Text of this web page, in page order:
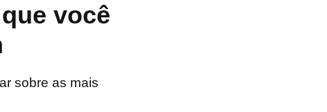
você
sobre as mais